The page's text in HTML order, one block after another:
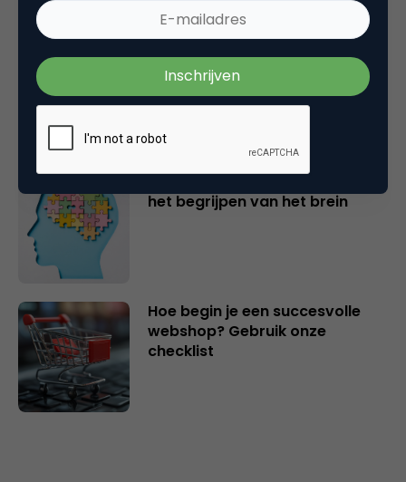
5 lessen uit miljoenen
klantreisanalyses
het begrijpen van het brein
Hoe begin je een succesvolle
webshop? Gebruik onze
checklist